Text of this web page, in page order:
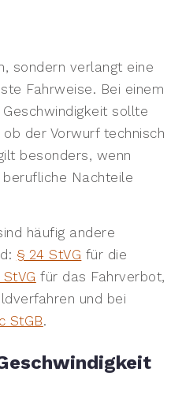
sondern verlangt eine
Fahrweise. Bei einem
sollte
der Vorwurf technisch
besonders, wenn
Nachteile
häufig andere
§ 24 StVG für die
für das Fahrverbot,
und bei
StGB.